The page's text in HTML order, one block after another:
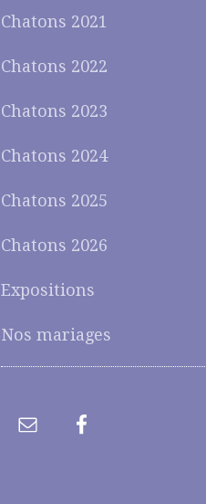
Chatons 2021
Chatons 2022
Chatons 2023
Chatons 2024
Chatons 2025
Chatons 2026
Expositions
Nos mariages